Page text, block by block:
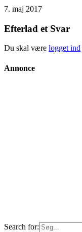
7. maj 2017
Efterlad et Svar
Du skal være logget ind
Annonce
Search for: